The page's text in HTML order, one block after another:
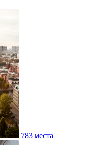
783 места